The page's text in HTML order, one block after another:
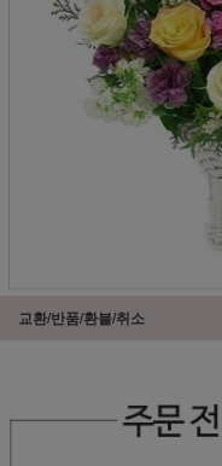
교환/반품/환불/취소